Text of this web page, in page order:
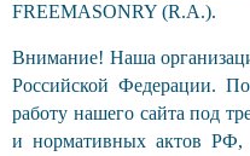
FREEMASONRY (R.A.).
Внимание! Наша
Российской Федерации.
работу нашего сайта под
и нормативных актов РФ,